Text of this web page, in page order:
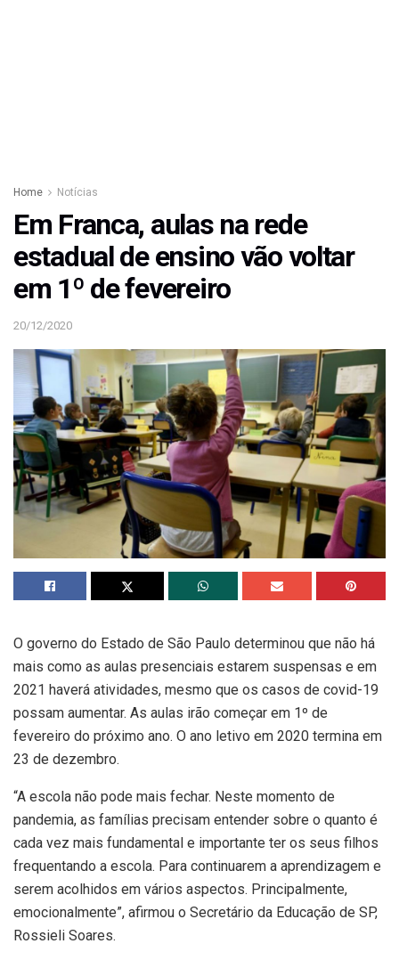
Home Notícias
Em Franca, aulas na rede
estadual de ensino vão voltar
em 1º de fevereiro
20/12/2020
O governo do Estado de São Paulo determinou que não há
mais como as aulas presenciais estarem suspensas e em
2021 haverá atividades, mesmo que os casos de covid-19
possam aumentar. As aulas irão começar em 1º de
fevereiro do próximo ano. O ano letivo em 2020 termina em
23 de dezembro.
“A escola não pode mais fechar. Neste momento de
pandemia, as famílias precisam entender sobre o quanto é
cada vez mais fundamental e importante ter os seus filhos
frequentando a escola. Para continuarem a aprendizagem e
serem acolhidos em vários aspectos. Principalmente,
emocionalmente”, afirmou o Secretário da Educação de SP,
Rossieli Soares.